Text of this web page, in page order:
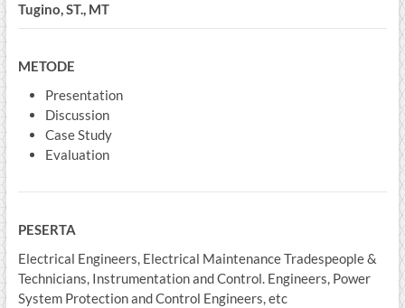
Tugino, ST., MT
METODE
Presentation
Discussion
Case Study
Evaluation
PESERTA
Electrical Engineers, Electrical Maintenance Tradespeople &
Technicians, Instrumentation and Control. Engineers, Power
System Protection and Control Engineers, etc